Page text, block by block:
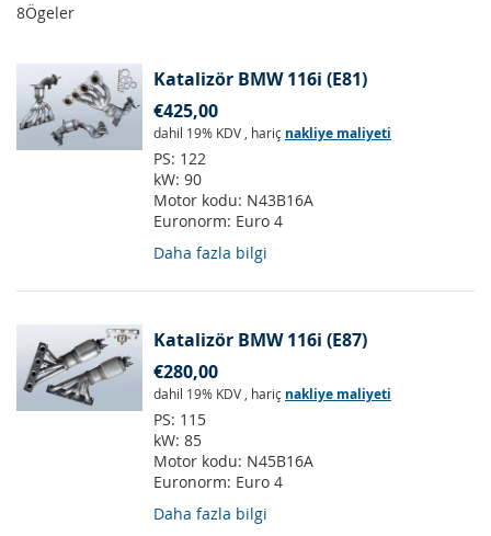
8Ögeler
Katalizör BMW 116i (E81)
€425,00
dahil 19% KDV , hariç nakliye maliyeti
PS: 122
kW: 90
Motor kodu: N43B16A
Euronorm: Euro 4
Daha fazla bilgi
Katalizör BMW 116i (E87)
€280,00
dahil 19% KDV , hariç nakliye maliyeti
PS: 115
kW: 85
Motor kodu: N45B16A
Euronorm: Euro 4
Daha fazla bilgi